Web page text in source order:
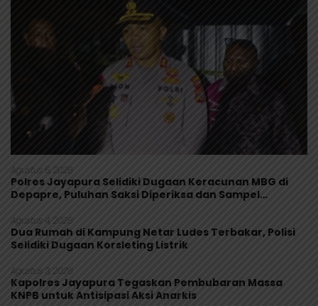
Agustus 5, 2026
Polres Jayapura Selidiki Dugaan Keracunan MBG di
Depapre, Puluhan Saksi Diperiksa dan Sampel
Agustus 4, 2026
Dua Rumah di Kampung Netar Ludes Terbakar, Polisi
Selidiki Dugaan Korsleting Listrik
Agustus 3, 2026
Kapolres Jayapura Tegaskan Pembubaran Massa
KNPB untuk Antisipasi Aksi Anarkis